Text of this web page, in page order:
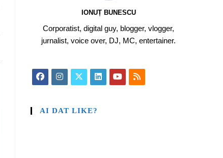
IONUȚ BUNESCU
Corporatist, digital guy, blogger, vlogger,
jurnalist, voice over, DJ, MC, entertainer.
AI DAT LIKE?